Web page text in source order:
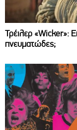
Τρέιλερ «Wicker»:
πνευματώδες;